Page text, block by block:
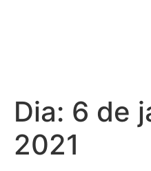
Dia: 6 de
2021